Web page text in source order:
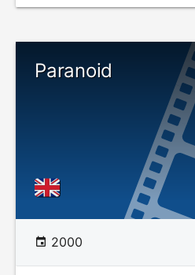
Paranoid
2000